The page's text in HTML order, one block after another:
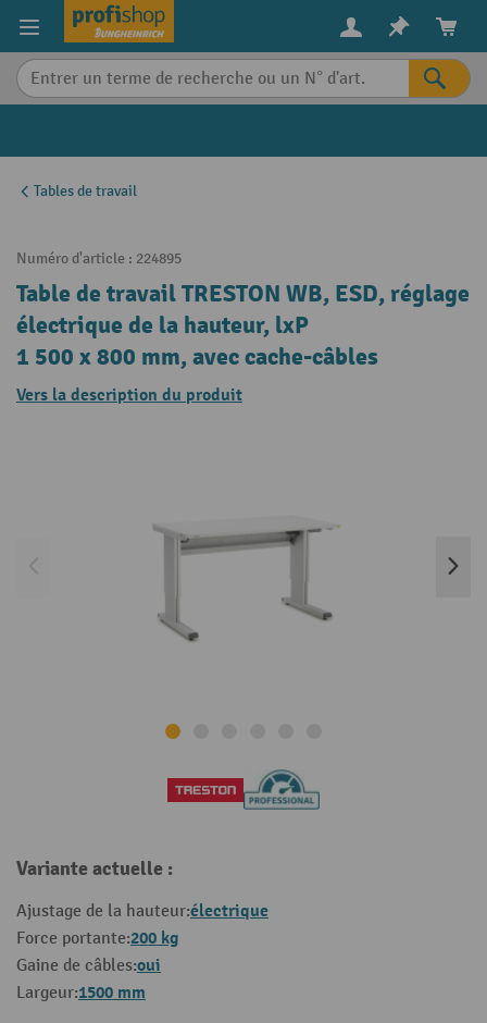
content
Tables de travail
Numéro d'article : 224895
Table de travail TRESTON WB, ESD, réglage
électrique de la hauteur, lxP
1 500 x 800 mm, avec cache-câbles
Vers la description du produit
Variante actuelle :
Ajustage de la hauteur:électrique
Force portante:200 kg
Gaine de câbles:oui
Largeur:1500 mm